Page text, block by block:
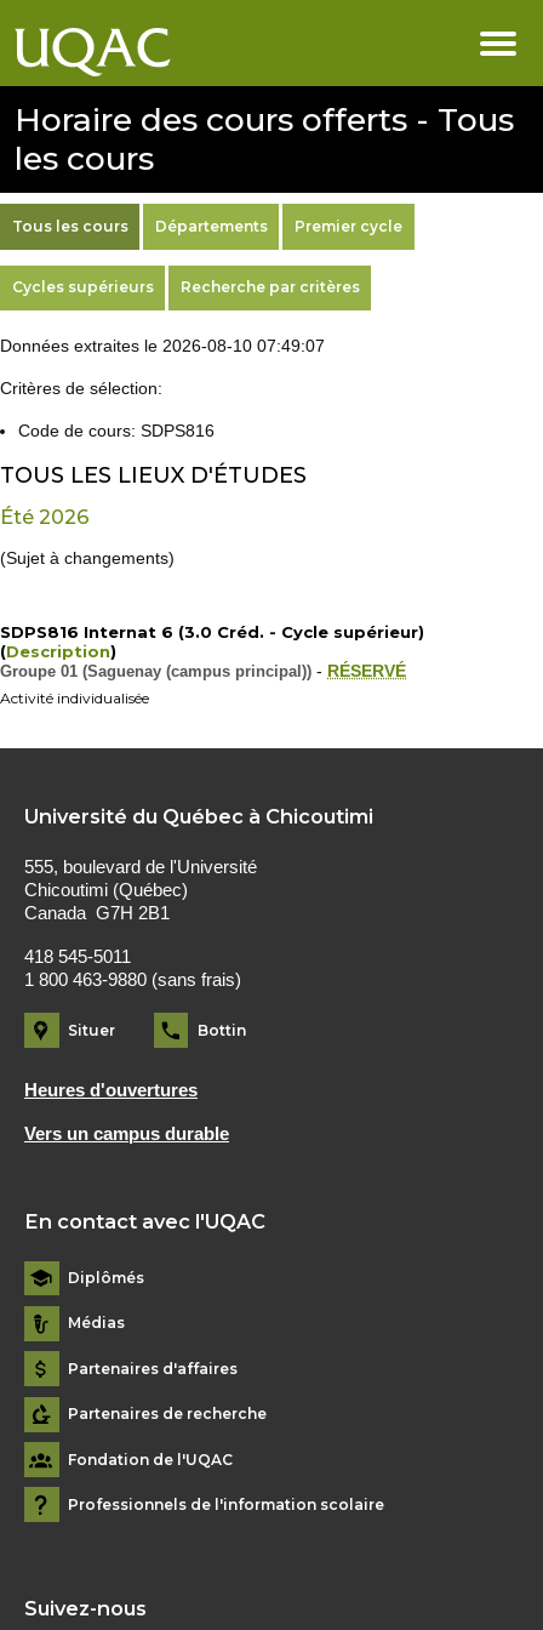
Horaire des cours offerts - Tous
les cours
Tous les cours Départements Premier cycle
Cycles supérieurs Recherche par critères
Données extraites le 2026-08-10 07:49:07
Critères de sélection:
Code de cours: SDPS816
TOUS LES LIEUX D'ÉTUDES
Été 2026
(Sujet à changements)
SDPS816 Internat 6 (3.0 Créd. - Cycle supérieur)
(Description)
Groupe 01 (Saguenay (campus principal)) - RÉSERVÉ
Activité individualisée
Université du Québec à Chicoutimi
555, boulevard de l'Université
Chicoutimi (Québec)
Canada G7H 2B1
418 545-5011
1 800 463-9880 (sans frais)
Situer Bottin
Heures d'ouvertures
Vers un campus durable
En contact avec l'UQAC
Diplômés
Médias
Partenaires d'affaires
Partenaires de recherche
Fondation de l'UQAC
Professionnels de l'information scolaire
Suivez-nous